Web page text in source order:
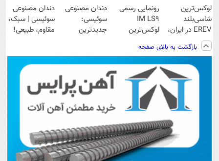
لوکس‌ترین
شاسی‌بلند
EREV در ایران،
توسط نیکا موتور
رونمایی شد!
رونمایی رسمی
IM LS9
لوکس‌ترین
دندان مصنوعی
سوئیسی:
جدیدترین
پرداخت قسطی
دندان مصنوعی
سوئیسی | سبک،
مقاوم، طبیعی!
اقساطی😍
بازگشت به بالای صفحه